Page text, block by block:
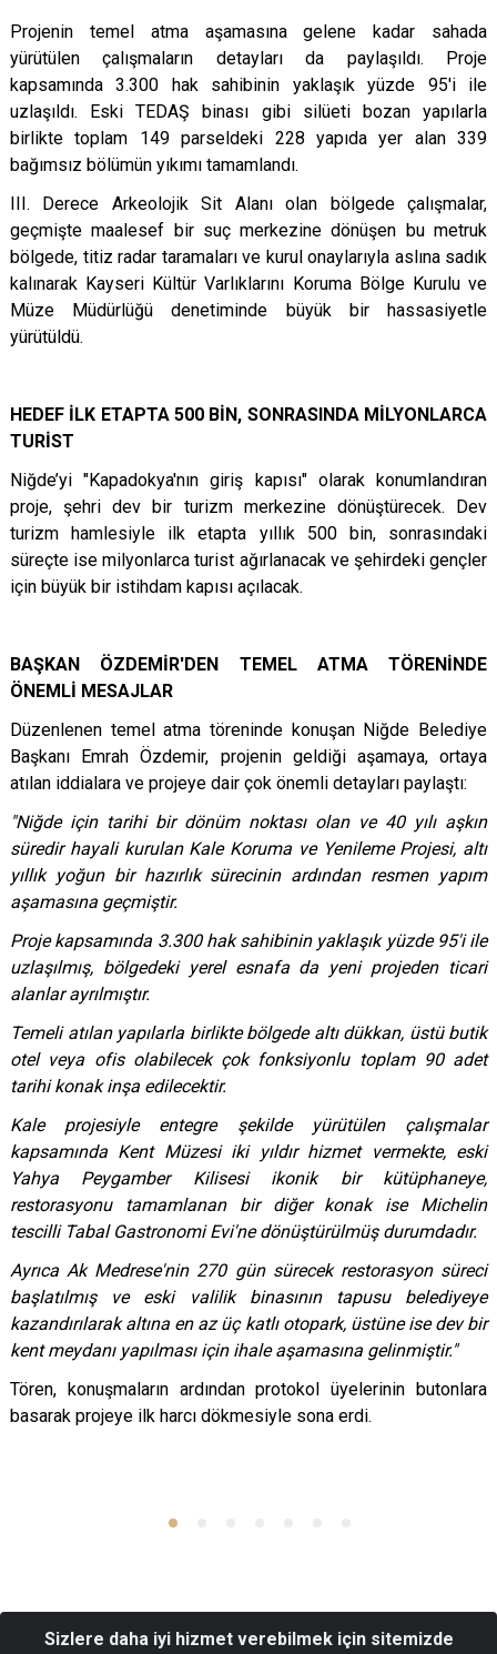
Projenin temel atma aşamasına gelene kadar sahada
yürütülen çalışmaların detayları da paylaşıldı. Proje
kapsamında 3.300 hak sahibinin yaklaşık yüzde 95'i ile
uzlaşıldı. Eski TEDAŞ binası gibi silüeti bozan yapılarla
birlikte toplam 149 parseldeki 228 yapıda yer alan 339
bağımsız bölümün yıkımı tamamlandı.
III. Derece Arkeolojik Sit Alanı olan bölgede çalışmalar,
geçmişte maalesef bir suç merkezine dönüşen bu metruk
bölgede, titiz radar taramaları ve kurul onaylarıyla aslına sadık
kalınarak Kayseri Kültür Varlıklarını Koruma Bölge Kurulu ve
Müze Müdürlüğü denetiminde büyük bir hassasiyetle
yürütüldü.
HEDEF İLK ETAPTA 500 BİN, SONRASINDA MİLYONLARCA
TURİST
Niğde’yi "Kapadokya'nın giriş kapısı" olarak konumlandıran
proje, şehri dev bir turizm merkezine dönüştürecek. Dev
turizm hamlesiyle ilk etapta yıllık 500 bin, sonrasındaki
süreçte ise milyonlarca turist ağırlanacak ve şehirdeki gençler
için büyük bir istihdam kapısı açılacak.
BAŞKAN ÖZDEMİR'DEN TEMEL ATMA TÖRENİNDE
ÖNEMLİ MESAJLAR
Düzenlenen temel atma töreninde konuşan Niğde Belediye
Başkanı Emrah Özdemir, projenin geldiği aşamaya, ortaya
atılan iddialara ve projeye dair çok önemli detayları paylaştı:
"Niğde için tarihi bir dönüm noktası olan ve 40 yılı aşkın
süredir hayali kurulan Kale Koruma ve Yenileme Projesi, altı
yıllık yoğun bir hazırlık sürecinin ardından resmen yapım
aşamasına geçmiştir.
Proje kapsamında 3.300 hak sahibinin yaklaşık yüzde 95'i ile
uzlaşılmış, bölgedeki yerel esnafa da yeni projeden ticari
alanlar ayrılmıştır.
Temeli atılan yapılarla birlikte bölgede altı dükkan, üstü butik
otel veya ofis olabilecek çok fonksiyonlu toplam 90 adet
tarihi konak inşa edilecektir.
Kale projesiyle entegre şekilde yürütülen çalışmalar
kapsamında Kent Müzesi iki yıldır hizmet vermekte, eski
Yahya Peygamber Kilisesi ikonik bir kütüphaneye,
restorasyonu tamamlanan bir diğer konak ise Michelin
tescilli Tabal Gastronomi Evi'ne dönüştürülmüş durumdadır.
Ayrıca Ak Medrese'nin 270 gün sürecek restorasyon süreci
başlatılmış ve eski valilik binasının tapusu belediyeye
kazandırılarak altına en az üç katlı otopark, üstüne ise dev bir
kent meydanı yapılması için ihale aşamasına gelinmiştir."
Tören, konuşmaların ardından protokol üyelerinin butonlara
basarak projeye ilk harcı dökmesiyle sona erdi.
Sizlere daha iyi hizmet verebilmek için sitemizde